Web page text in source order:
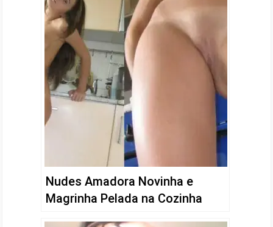
Nudes Amadora Novinha e
Magrinha Pelada na Cozinha